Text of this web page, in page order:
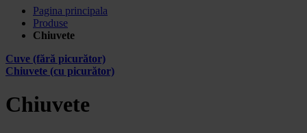
Pagina principala
Produse
Chiuvete
Cuve (fără picurător)
Chiuvete (cu picurător)
Chiuvete